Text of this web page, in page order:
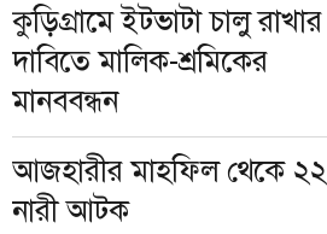
কুড়িগ্রামে ইটভাটা চালু রাখার
দাবিতে মালিক-শ্রমিকের
মানববন্ধন
আজহারীর মাহফিল থেকে ২২
নারী আটক